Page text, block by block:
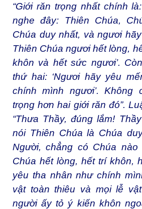
“Giới răn trọng nhất chính
nghe đây: Thiên Chúa,
Chúa duy nhất, và ngươi
Thiên Chúa ngươi hết lòng,
khôn và hết sức ngươi’.
thứ hai: ‘Ngươi hãy yêu
chính mình ngươi’. Không
trọng hơn hai giới răn đó”.
“Thưa Thầy, đúng lắm!
nói Thiên Chúa là Chúa
Người, chẳng có Chúa nào
Chúa hết lòng, hết trí khôn,
yêu tha nhân như chính
vật toàn thiêu và mọi lễ
người ấy tỏ ý kiến khôn